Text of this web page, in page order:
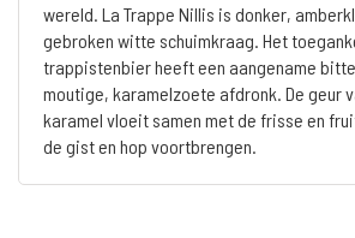
wereld. La Trappe Nillis is donker,
gebroken witte schuimkraag. Het
trappistenbier heeft een aangename
moutige, karamelzoete afdronk. De geur
karamel vloeit samen met de frisse en
de gist en hop voortbrengen.